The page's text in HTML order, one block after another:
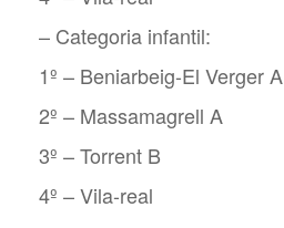
– Categoria infantil:
1º – Beniarbeig-El Verger A
2º – Massamagrell A
3º – Torrent B
4º – Vila-real